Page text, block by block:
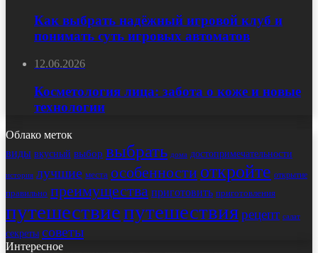
Как выбрать надёжный игровой клуб и
понимать суть игровых автоматов
12.06.2026
Косметология лица: забота о коже и новые
технологии
Облако меток
виды вкусный выбор выбрать дома достопримечательности
история лучшие места особенности откройте открытие
правильно преимущества приготовить приготовления
путешествиепутешествиярецепт салат
секреты советы
Интересное